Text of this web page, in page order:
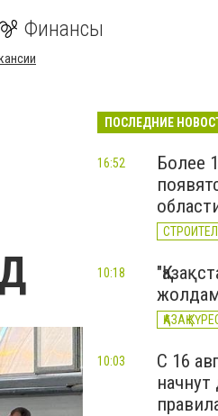
Финансы
ПОСЛЕДНИЕ
Более
16:52
ҚАЗАҚ
10:18
С 16
10:03